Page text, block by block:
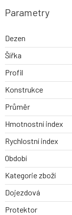
Parametry
Dezen
Šířka
Profil
Konstrukce
Průměr
Hmotnostní index
Rychlostní index
Období
Kategorie zboží
Dojezdová
Protektor